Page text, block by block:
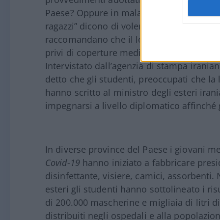
Paese? Oppure in mala fede, essendone
ragazzi” dicono di voler aiutare gli Stati
raccomandano che il loro materiale
privi di coperture mediche e
Intervistato dall’agenzia di stampa
detto che gli studenti, preoccupati che
hanno scritto al ministro degli esteri
impegnarsi a livello diplomatico
In diverse province del Paese i giovani
Covid-19 hanno iniziato a fabbricare
disinfettante, visiere, camici,
esteri gli studenti hanno sottolineato i
di 200.000 mascherine e migliaia di litri
distribuiti negli ospedali e alla